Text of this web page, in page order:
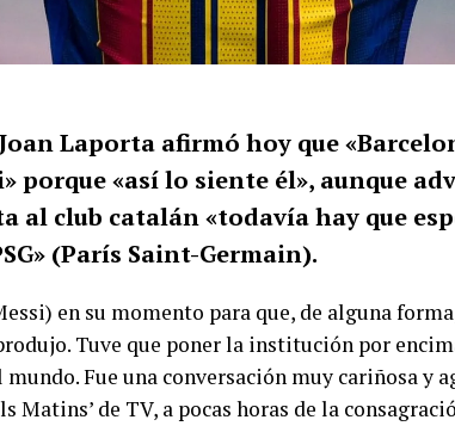
Laporta afirmó hoy que
porque «así lo siente él», aunque
al club catalán «todavía hay que
(París Saint-Germain).
en su momento para que, de alguna
Tuve que poner la institución por
Fue una conversación muy cariñosa y
Matins’ de TV, a pocas horas de la